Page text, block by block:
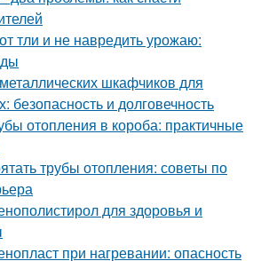
тли и не навредить урожаю:
шкафчиков для
безопасность и долговечность
отопления в короба: практичные
трубы отопления: советы по
для здоровья и
при нагревании: опасность